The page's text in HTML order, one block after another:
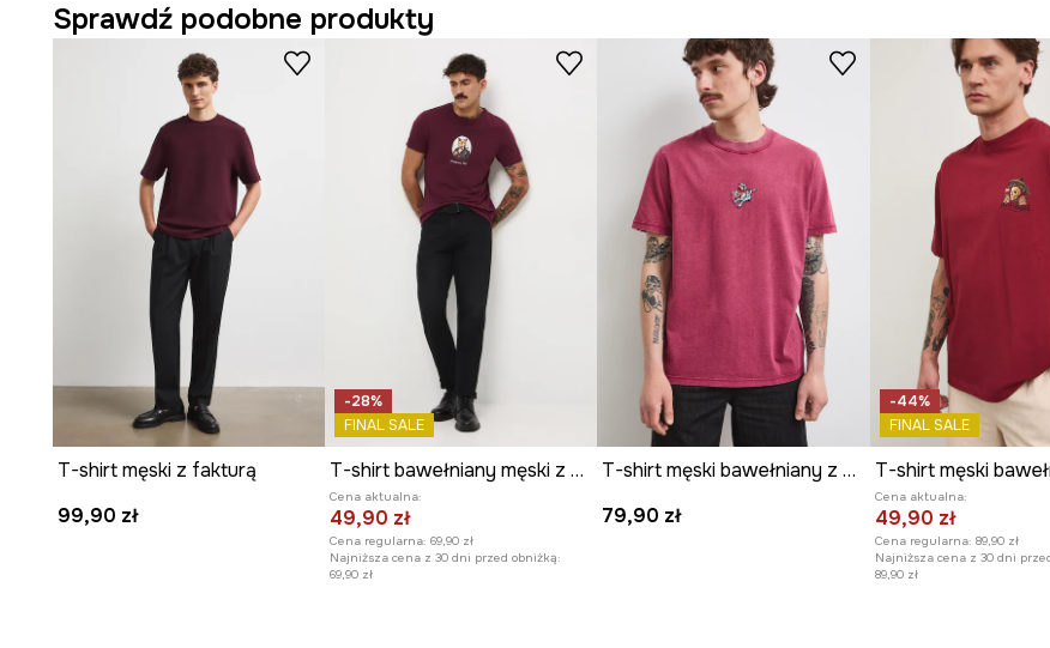
Sprawdź podobne produkty
T-shirt męski z fakturą
99,90 zł
-28%
FINAL SALE
T-shirt bawełniany męski z elastanem z nadrukiem
Cena aktualna:
49,90 zł
Cena regularna: 69,90 zł
Najniższa cena z 30 dni przed obniżką:
69,90 zł
T-shirt męski bawełniany z haftem
79,90 zł
-44%
FINAL SALE
Cena aktualna:
49,90 zł
Cena regularna: 89,90 zł
Najniższa cena z 30 dni
89,90 zł